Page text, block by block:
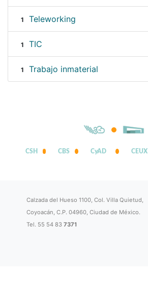
1 Teleworking
1 TIC
1 Trabajo inmaterial
CSH CBS CyAD CEUX
Calzada del Hueso 1100, Col. Villa Quietud,
Coyoacán, C.P. 04960, Ciudad de México.
Tel. 55 54 837371